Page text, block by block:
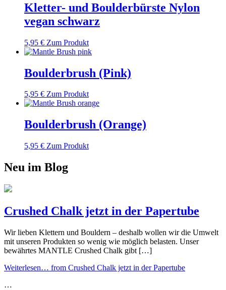
Kletter- und Boulderbürste Nylon
vegan schwarz
5,95 € Zum Produkt
Boulderbrush (Pink)
5,95 € Zum Produkt
Boulderbrush (Orange)
5,95 € Zum Produkt
Neu im Blog
Crushed Chalk jetzt in der Papertube
Wir lieben Klettern und Bouldern – deshalb wollen wir die Umwelt
mit unseren Produkten so wenig wie möglich belasten. Unser
bewährtes MANTLE Crushed Chalk gibt […]
Weiterlesen… from Crushed Chalk jetzt in der Papertube
…